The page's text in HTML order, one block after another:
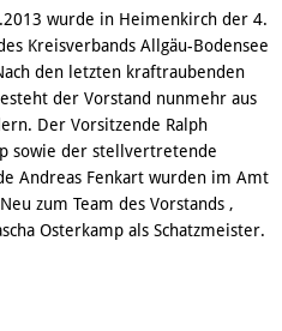
wurde in Heimenkirch der 4.
Kreisverbands Allgäu-Bodensee
den letzten kraftraubenden
der Vorstand nunmehr aus
Der Vorsitzende Ralph
sowie der stellvertretende
Andreas Fenkart wurden im Amt
zum Team des Vorstands ,
Osterkamp als Schatzmeister.